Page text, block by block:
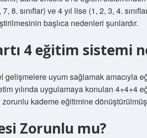
8. sınıflar) ve 4 yıl lise (1, 2, 3, 4.
başlıca nedenleri şunlardır.
4 eğitim sistemi
gelişmelere uyum sağlamak amacıyla
yılında uygulamaya konulan 4+4+4
kademe eğitimine dönüştürülmüş
Zorunlu mu?